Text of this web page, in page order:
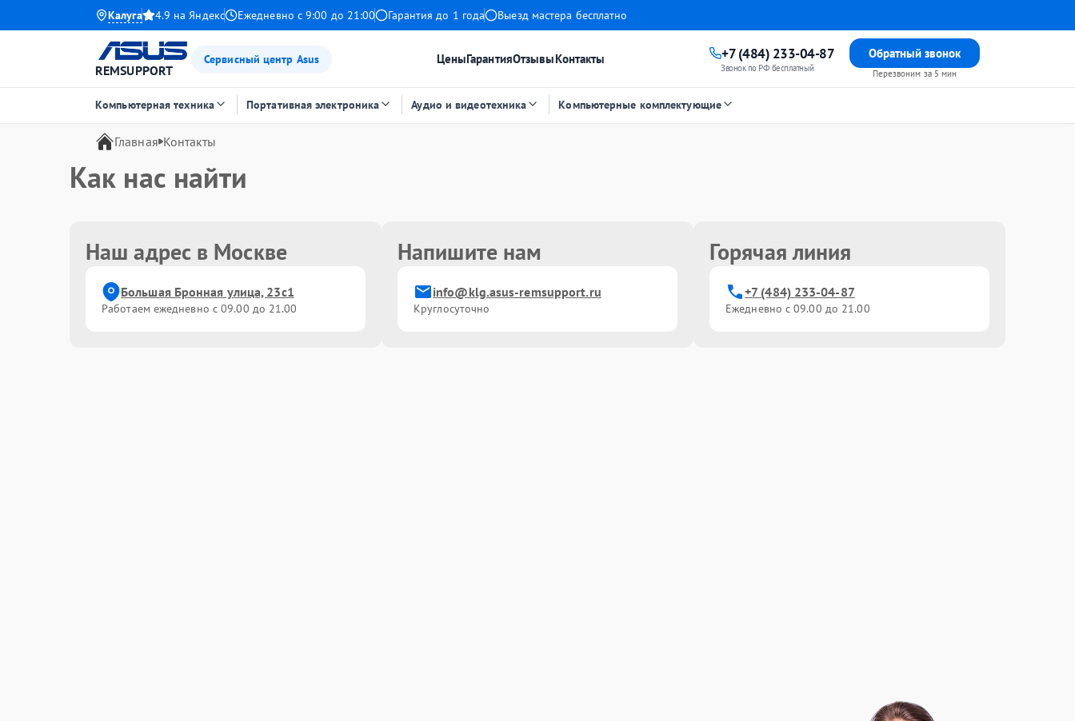
Калуга 4.9 на Яндекс Ежедневно с 9:00 до 21:00 Гарантия до 1 года Выезд мастера бесплатно
REMSUPPORT
Сервисный центр Asus ЦеныГарантияОтзывыКонтакты +7 (484) 233-04-87
Звонок по РФ бесплатный
Обратный звонок
Перезвоним за 5 мин
Компьютерная техника Портативная электроника Аудио и видеотехника Компьютерные комплектующие
Главная Контакты
Как нас найти
Наш адрес в Москве
Большая Бронная улица, 23с1
Работаем ежедневно с 09.00 до 21.00
Напишите нам
info@klg.asus-remsupport.ru
Круглосуточно
Горячая линия
+7 (484) 233-04-87
Ежедневно с 09.00 до 21.00